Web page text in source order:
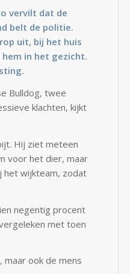
vervilt dat de
belt de politie.
uit, bij het huis
in het gezicht.
Bulldog, twee
klachten, kijkt
Hij ziet meteen
voor het dier, maar
het wijkteam, zodat
negentig procent
met toen
maar ook de mens